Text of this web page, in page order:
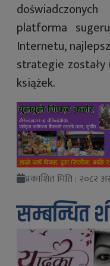
platforma
Internetu,
strategie zostały
książek.
प्रकाशित मिति : २०८२
सम्बन्धित